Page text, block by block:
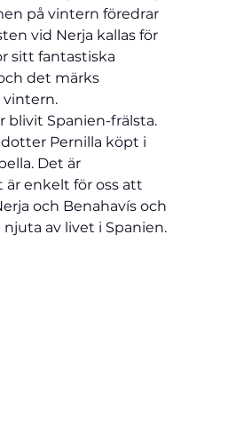
på vintern föredrar
vid Nerja kallas för
sitt fantastiska
det märks
blivit Spanien-frälsta.
Pernilla köpt i
. Det är
enkelt för oss att
och Benahavís och
av livet i Spanien.